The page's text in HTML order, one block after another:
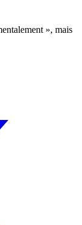
», mais